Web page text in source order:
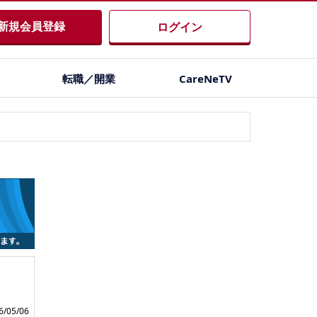
規会員登録 ログイン
転職／開業 CareNeTV
05/06